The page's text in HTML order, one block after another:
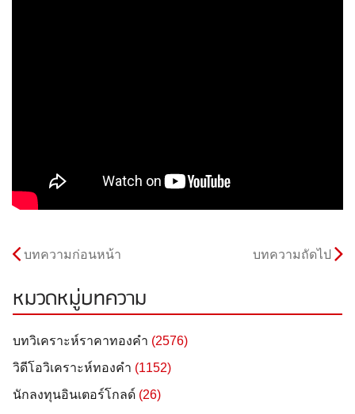
บทความก่อนหน้า บทความถัดไป
หมวดหมู่บทความ
บทวิเคราะห์ราคาทองคำ (2576)
วิดีโอวิเคราะห์ทองคำ (1152)
นักลงทุนอินเตอร์โกลด์ (26)